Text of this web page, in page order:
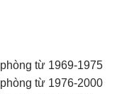
từ 1969-1975
từ 1976-2000